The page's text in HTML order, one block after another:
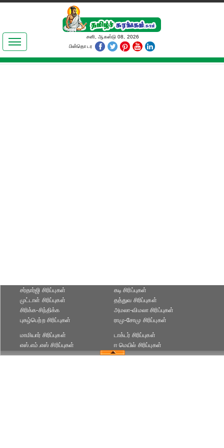
இலக்கியங்கள்
தமிழ் உலகம்
சனி, ஆகஸ்டு 08, 2026
பின்தொடர
சர்தார்ஜி சிரிப்புகள்
முட்டாள் சிரிப்புகள்
கடி சிரிப்புகள்
தத்துவ சிரிப்புகள்
சிரிக்க-சிந்திக்க
புகழ்பெற்ற சிரிப்புகள்
அமலா-விமலா சிரிப்புகள்
ராமு-சோமு சிரிப்புகள்
மாமியார் சிரிப்புகள்
எஸ்.எம்.எஸ் சிரிப்புகள்
டாக்டர் சிரிப்புகள்
ஈ மெயில் சிரிப்புகள்